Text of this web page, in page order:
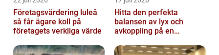
Företagsvärdering luleå
så får ägare koll på
företagets verkliga värde
Hitta den perfekta
balansen av lyx och
avkoppling på en
Östermalm